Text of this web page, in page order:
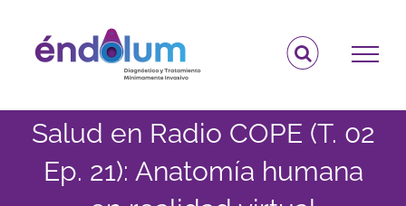
contenido
Salud en Radio COPE (T. 02
Ep. 21): Anatomía humana